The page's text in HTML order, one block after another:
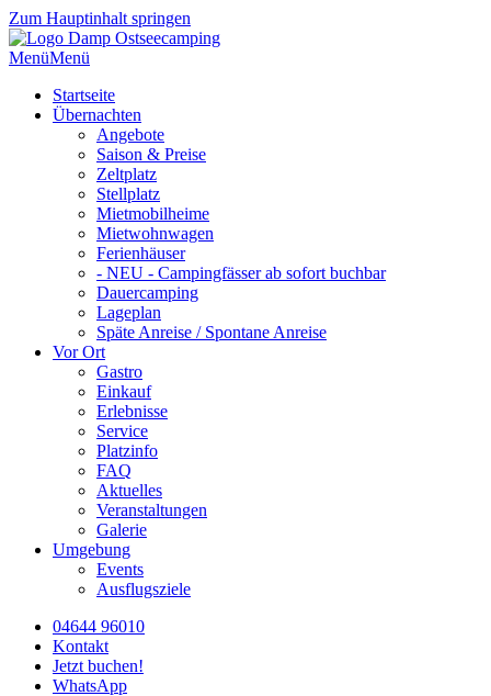
Zum Hauptinhalt springen
MenüMenü
Startseite
Übernachten
Angebote
Saison & Preise
Zeltplatz
Stellplatz
Mietmobilheime
Mietwohnwagen
Ferienhäuser
- NEU - Campingfässer ab sofort buchbar
Dauercamping
Lageplan
Späte Anreise / Spontane Anreise
Vor Ort
Gastro
Einkauf
Erlebnisse
Service
Platzinfo
FAQ
Aktuelles
Veranstaltungen
Galerie
Umgebung
Events
Ausflugsziele
04644 96010
Kontakt
Jetzt buchen!
WhatsApp